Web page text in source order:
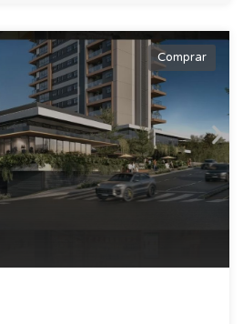
Comprar